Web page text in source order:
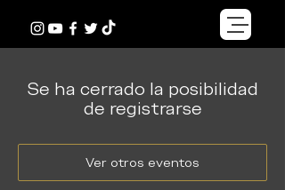
Se ha cerrado la posibilidad
de registrarse
Ver otros eventos